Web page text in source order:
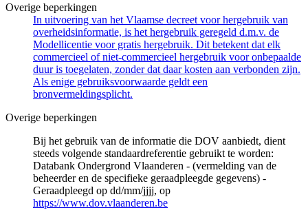
Overige beperkingen
In uitvoering van het Vlaamse decreet voor hergebruik van
overheidsinformatie, is het hergebruik geregeld d.m.v. de
Modellicentie voor gratis hergebruik. Dit betekent dat elk
commercieel of niet-commercieel hergebruik voor onbepaalde
duur is toegelaten, zonder dat daar kosten aan verbonden zijn.
Als enige gebruiksvoorwaarde geldt een
bronvermeldingsplicht.
Overige beperkingen
Bij het gebruik van de informatie die DOV aanbiedt, dient
steeds volgende standaardreferentie gebruikt te worden:
Databank Ondergrond Vlaanderen - (vermelding van de
beheerder en de specifieke geraadpleegde gegevens) -
Geraadpleegd op dd/mm/jjjj, op
https://www.dov.vlaanderen.be